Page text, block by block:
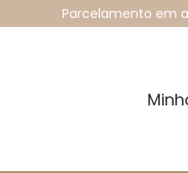
Parcelamento em